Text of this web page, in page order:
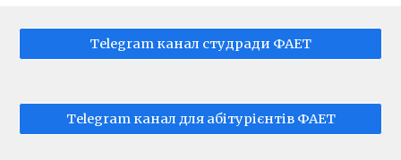
Telegram канал студради ФАЕТ
Telegram канал для абітурієнтів ФАЕТ